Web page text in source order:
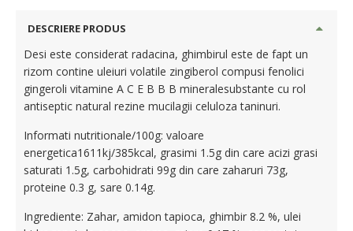
DESCRIERE PRODUS
Desi este considerat radacina, ghimbirul este de fapt un
rizom contine uleiuri volatile zingiberol compusi fenolici
gingeroli vitamine A C E B B B mineralesubstante cu rol
antiseptic natural rezine mucilagii celuloza taninuri.
Informati nutritionale/100g: valoare
energetica1611kj/385kcal, grasimi 1.5g din care acizi grasi
saturati 1.5g, carbohidrati 99g din care zaharuri 73g,
proteine 0.3 g, sare 0.14g.
Ingrediente: Zahar, amidon tapioca, ghimbir 8.2 %, ulei